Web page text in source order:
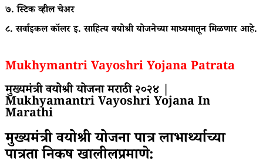
७. स्टिक व्हील चेअर
८. सर्वाइकल कॉलर इ. साहित्य वयोश्री योजनेच्या माध्यमातून मिळणार आहे.
Mukhymantri Vayoshri Yojana Patrata
मुख्यमंत्री वयोश्री योजना मराठी २०२४ |
Mukhyamantri Vayoshri Yojana In
Marathi
मुख्यमंत्री वयोश्री योजना पात्र लाभार्थ्याच्या